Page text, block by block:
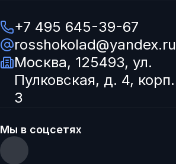
+7 495 645-39-67
rosshokolad@yandex.ru
Москва, 125493, ул.
Пулковская, д. 4, корп.
3
Мы в соцсетях